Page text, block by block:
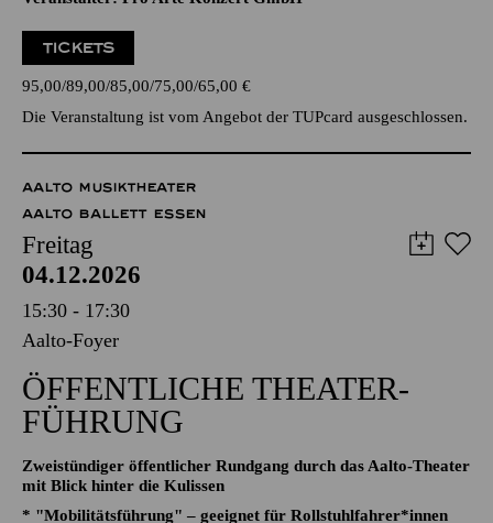
Amadeus Mozart
Veranstalter: Pro Arte Konzert GmbH
TICKETS
95,00 89,00 85,00 75,00 65,00€
Die Veranstaltung ist vom Angebot der TUPcard ausgeschlossen.
AALTO MUSIKTHEATER
AALTO BALLETT ESSEN
Freitag
04.12.2026
15:30 - 17:30
Aalto-Foyer
ÖFFENTLICHE THEATER­
FÜHRUNG